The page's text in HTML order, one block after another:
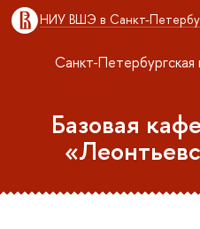
НИУ ВШЭ в Санкт-
Санкт-Петербургская
Базовая